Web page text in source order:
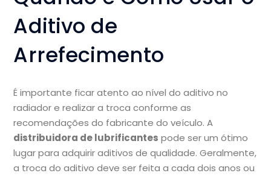
Aditivo de
Arrefecimento
É importante ficar atento ao nível do aditivo no
radiador e realizar a troca conforme as
recomendações do fabricante do veículo. A
distribuidora de lubrificantes pode ser um ótimo
lugar para adquirir aditivos de qualidade. Geralmente,
a troca do aditivo deve ser feita a cada dois anos ou